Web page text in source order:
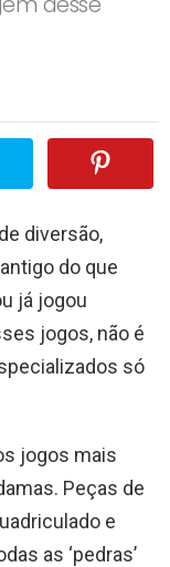
diversão,
do que
já jogou
jogos, não é
só
jogos mais
Peças de
e
as ‘pedras’